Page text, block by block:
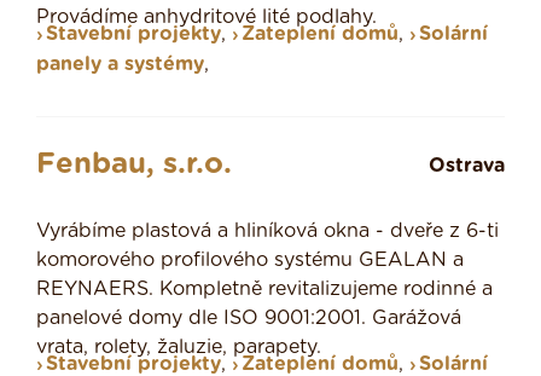
Provádíme anhydritové lité podlahy.
Stavební projekty, Zateplení domů,
Solární
panely a systémy,
Fenbau, s.r.o. Ostrava
Vyrábíme plastová a hliníková okna - dveře z 6-ti
komorového profilového systému GEALAN a
REYNAERS. Kompletně revitalizujeme rodinné a
panelové domy dle ISO 9001:2001. Garážová
vrata, rolety, žaluzie, parapety.
Stavební projekty, Zateplení domů,
Solární